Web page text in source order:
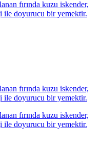
fırında kuzu iskender,
ile doyurucu bir yemektir.
fırında kuzu iskender,
ile doyurucu bir yemektir.
fırında kuzu iskender,
ile doyurucu bir yemektir.